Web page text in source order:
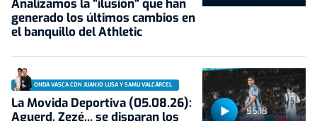
Analizamos la "ilusión" que han
generado los últimos cambios en
el banquillo del Athletic
55:18
ONDA VASCA CON JUANJO LUSA Y SAMU VALCÁRCEL
La Movida Deportiva (05.08.26):
Aguerd, Zezé... se disparan los